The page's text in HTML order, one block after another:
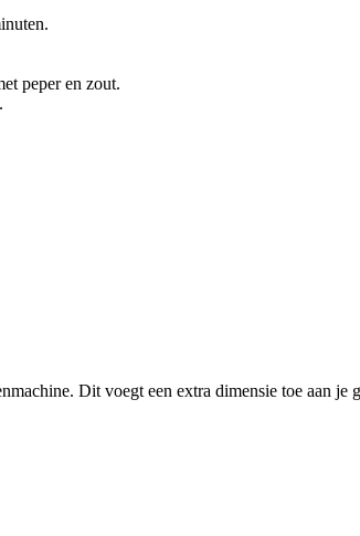
peper en zout.
Dit voegt een extra dimensie toe aan je